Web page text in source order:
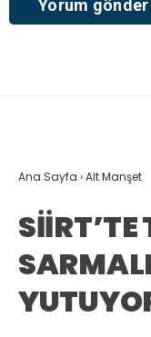
Ana Sayfa ›Alt Manşet
SİİRT’TE